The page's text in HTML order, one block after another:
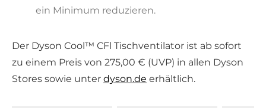
ein Minimum reduzieren.
Der Dyson Cool™ CFl Tischventilator ist ab sofort
zu einem Preis von 275,00 € (UVP) in allen Dyson
Stores sowie unter dyson.de erhältlich.